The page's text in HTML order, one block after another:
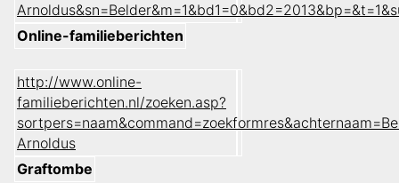
Online-familieberichten
http://www.online-
familieberichten.nl/zoeken.asp?
Arnoldus
Graftombe